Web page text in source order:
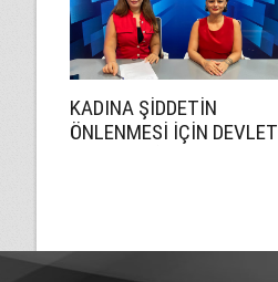
KADINA ŞİDDETİN
ÖNLENMESİ İÇİN DEVLET